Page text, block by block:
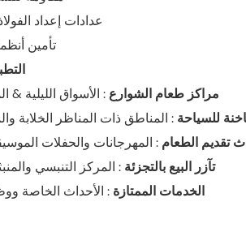
عدادات إعداد
تأمين
مراكز طعام الشوارع : الأسواق الليلية &
للسياحة : المناطق ذات المناظر الخلابة
تقديم الطعام : المهرجانات والحفلات
تآزر البيع بالتجزئة : المركز التنبسي
الخدمات الممتازة : الأحداث الخاصة